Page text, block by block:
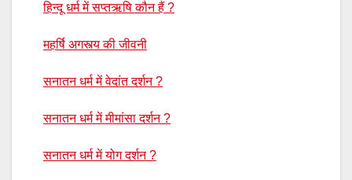
हिन्दू धर्म में सप्तऋषि कौन हैं ?
महर्षि अगस्त्य की जीवनी
सनातन धर्म में वेदांत दर्शन ?
सनातन धर्म में मीमांसा दर्शन ?
सनातन धर्म में योग दर्शन ?